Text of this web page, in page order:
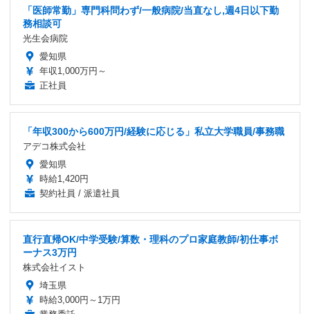
「医師常勤」専門科問わず/一般病院/当直なし,週4日以下勤
務相談可
光生会病院
愛知県
年収1,000万円～
正社員
「年収300から600万円/経験に応じる」私立大学職員/事務職
アデコ株式会社
愛知県
時給1,420円
契約社員 / 派遣社員
直行直帰OK/中学受験/算数・理科のプロ家庭教師/初仕事ボ
ーナス3万円
株式会社イスト
埼玉県
時給3,000円～1万円